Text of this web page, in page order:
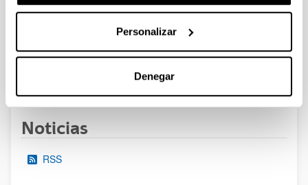
Personalizar
Denegar
presentación: 10/06/2026)
Se ha publicado la convocatoria
PáginaPáginaPágina
4 Página
5
Noticias
RSS